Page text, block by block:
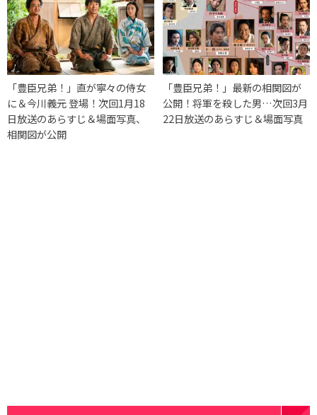
「豊臣兄弟！」直が寧々の侍女
に＆今川義元 登場！次回1月18
日放送のあらすじ＆場面写真、
相関図が公開
「豊臣兄弟！」最新の相関図が
公開！将軍を殺した男…次回3月
22日放送のあらすじ＆場面写真